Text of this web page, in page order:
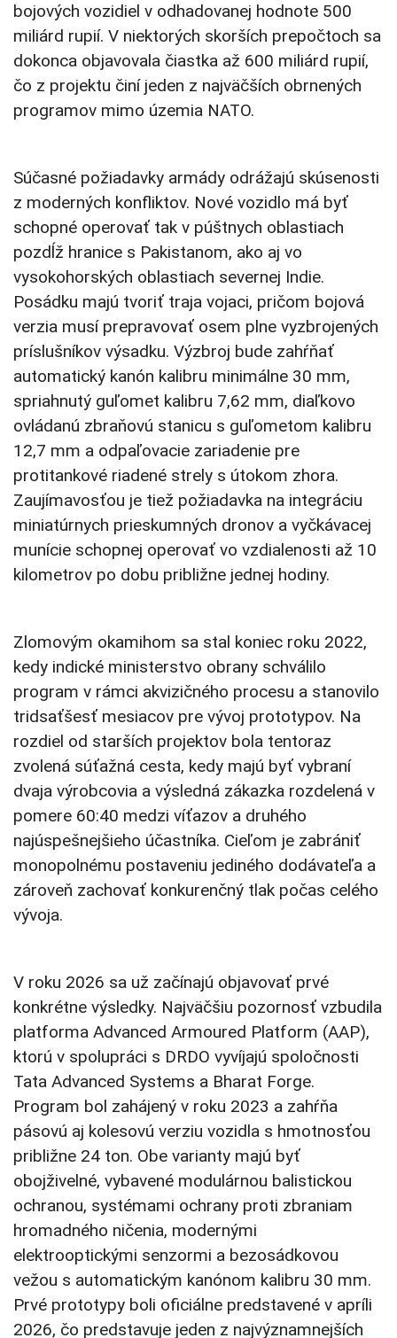
bojových vozidiel v odhadovanej hodnote 500
miliárd rupií. V niektorých skorších prepočtoch sa
dokonca objavovala čiastka až 600 miliárd rupií,
čo z projektu činí jeden z najväčších obrnených
programov mimo územia NATO.
Súčasné požiadavky armády odrážajú skúsenosti
z moderných konfliktov. Nové vozidlo má byť
schopné operovať tak v púštnych oblastiach
pozdĺž hranice s Pakistanom, ako aj vo
vysokohorských oblastiach severnej Indie.
Posádku majú tvoriť traja vojaci, pričom bojová
verzia musí prepravovať osem plne vyzbrojených
príslušníkov výsadku. Výzbroj bude zahŕňať
automatický kanón kalibru minimálne 30 mm,
spriahnutý guľomet kalibru 7,62 mm, diaľkovo
ovládanú zbraňovú stanicu s guľometom kalibru
12,7 mm a odpaľovacie zariadenie pre
protitankové riadené strely s útokom zhora.
Zaujímavosťou je tiež požiadavka na integráciu
miniatúrnych prieskumných dronov a vyčkávacej
munície schopnej operovať vo vzdialenosti až 10
kilometrov po dobu približne jednej hodiny.
Zlomovým okamihom sa stal koniec roku 2022,
kedy indické ministerstvo obrany schválilo
program v rámci akvizičného procesu a stanovilo
tridsaťšesť mesiacov pre vývoj prototypov. Na
rozdiel od starších projektov bola tentoraz
zvolená súťažná cesta, kedy majú byť vybraní
dvaja výrobcovia a výsledná zákazka rozdelená v
pomere 60:40 medzi víťazov a druhého
najúspešnejšieho účastníka. Cieľom je zabrániť
monopolnému postaveniu jediného dodávateľa a
zároveň zachovať konkurenčný tlak počas celého
vývoja.
V roku 2026 sa už začínajú objavovať prvé
konkrétne výsledky. Najväčšiu pozornosť vzbudila
platforma Advanced Armoured Platform (AAP),
ktorú v spolupráci s DRDO vyvíjajú spoločnosti
Tata Advanced Systems a Bharat Forge.
Program bol zahájený v roku 2023 a zahŕňa
pásovú aj kolesovú verziu vozidla s hmotnosťou
približne 24 ton. Obe varianty majú byť
obojživelné, vybavené modulárnou balistickou
ochranou, systémami ochrany proti zbraniam
hromadného ničenia, modernými
elektrooptickými senzormi a bezosádkovou
vežou s automatickým kanónom kalibru 30 mm.
Prvé prototypy boli oficiálne predstavené v apríli
2026, čo predstavuje jeden z najvýznamnejších